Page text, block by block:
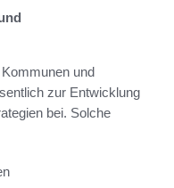
und
zur Entwicklung
bei. Solche